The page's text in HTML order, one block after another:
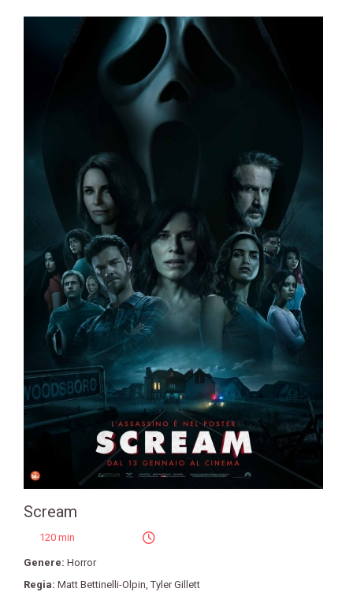
Scream
120 min
Genere: Horror
Regia: Matt Bettinelli-Olpin,Tyler Gillett